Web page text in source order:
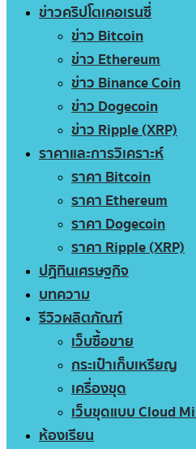
ข่าวคริปโตเคอเรนซี่
ข่าว Bitcoin
ข่าว Ethereum
ข่าว Binance Coin
ข่าว Dogecoin
ข่าว Ripple (XRP)
ราคาและการวิเคราะห์
ราคา Bitcoin
ราคา Ethereum
ราคา Dogecoin
ราคา Ripple (XRP)
ปฏิทินเศรษฐกิจ
บทความ
รีวิวผลิตภัณฑ์
เว็บซื้อขาย
กระเป๋าเก็บเหรียญ
เครื่องขุด
เว็บขุดแบบ Cloud
ห้องเรียน